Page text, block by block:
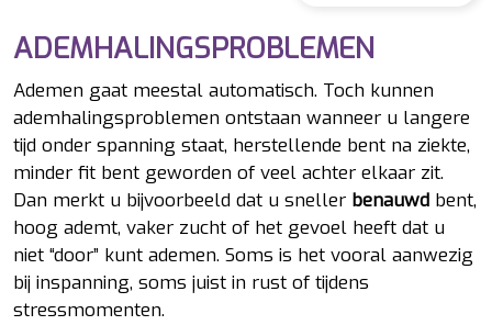
ADEMHALINGSPROBLEMEN
Ademen gaat meestal automatisch. Toch kunnen
ademhalingsproblemen ontstaan wanneer u langere
tijd onder spanning staat, herstellende bent na ziekte,
minder fit bent geworden of veel achter elkaar zit.
Dan merkt u bijvoorbeeld dat u sneller benauwd bent,
hoog ademt, vaker zucht of het gevoel heeft dat u
niet “door” kunt ademen. Soms is het vooral aanwezig
bij inspanning, soms juist in rust of tijdens
stressmomenten.